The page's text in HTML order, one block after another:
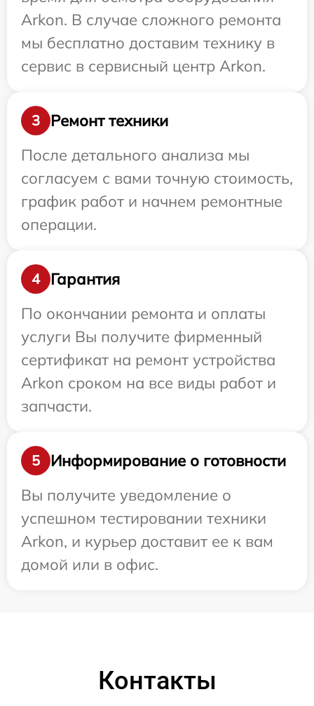
Arkon. В случае сложного ремонта
мы бесплатно доставим технику в
сервис в сервисный центр Arkon.
3
Ремонт техники
После детального анализа мы
согласуем с вами точную стоимость,
график работ и начнем ремонтные
операции.
4
Гарантия
По окончании ремонта и оплаты
услуги Вы получите фирменный
сертификат на ремонт устройства
Arkon сроком на все виды работ и
запчасти.
5
Информирование о готовности
Вы получите уведомление о
успешном тестировании техники
Arkon, и курьер доставит ее к вам
домой или в офис.
Контакты